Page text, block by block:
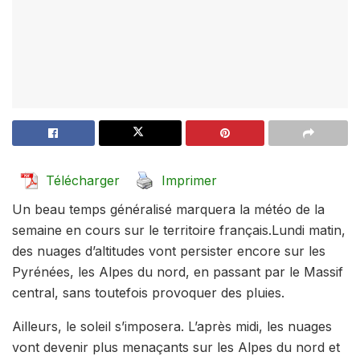
Télécharger
Imprimer
Un beau temps généralisé marquera la météo de la
semaine en cours sur le territoire français.Lundi matin,
des nuages d’altitudes vont persister encore sur les
Pyrénées, les Alpes du nord, en passant par le Massif
central, sans toutefois provoquer des pluies.
Ailleurs, le soleil s’imposera. L’après midi, les nuages
vont devenir plus menaçants sur les Alpes du nord et